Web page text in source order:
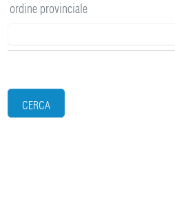
ordine provinciale
CERCA